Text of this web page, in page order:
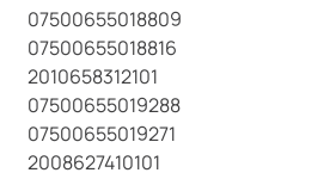
07500655018809
07500655018816
2010658312101
07500655019288
07500655019271
2008627410101